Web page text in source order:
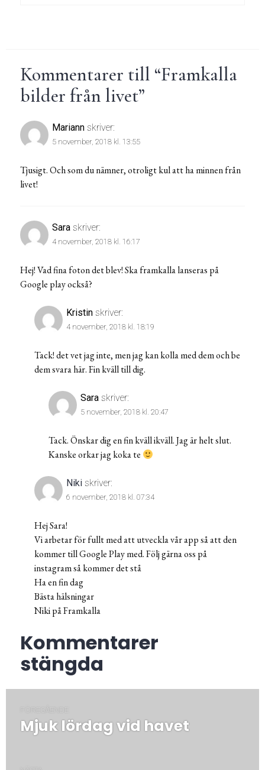
Kommentarer till “Framkalla
bilder från livet”
Mariann skriver:
5 november, 2018 kl. 13:55
Tjusigt. Och som du nämner, otroligt kul att ha minnen från
livet!
Sara skriver:
4 november, 2018 kl. 16:17
Hej! Vad fina foton det blev! Ska framkalla lanseras på
Google play också?
Kristin skriver:
4 november, 2018 kl. 18:19
Tack! det vet jag inte, men jag kan kolla med dem och be
dem svara här. Fin kväll till dig.
Sara skriver:
5 november, 2018 kl. 20:47
Tack. Önskar dig en fin kväll ikväll. Jag är helt slut.
Kanske orkar jag koka te
Niki skriver:
6 november, 2018 kl. 07:34
Hej Sara!
Vi arbetar för fullt med att utveckla vår app så att den
kommer till Google Play med. Följ gärna oss på
instagram så kommer det stå
Ha en fin dag
Bästa hälsningar
Niki på Framkalla
Kommentarer
stängda
FÖREGÅENDE
Föregående
post:
Mjuk lördag vid havet